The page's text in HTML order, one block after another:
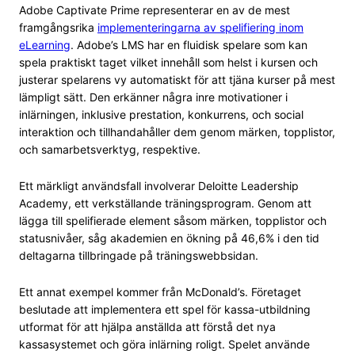
Adobe Captivate Prime representerar en av de mest
framgångsrika implementeringarna av spelifiering inom
eLearning. Adobe’s LMS har en fluidisk spelare som kan
spela praktiskt taget vilket innehåll som helst i kursen och
justerar spelarens vy automatiskt för att tjäna kurser på mest
lämpligt sätt. Den erkänner några inre motivationer i
inlärningen, inklusive prestation, konkurrens, och social
interaktion och tillhandahåller dem genom märken, topplistor,
och samarbetsverktyg, respektive.
Ett märkligt användsfall involverar Deloitte Leadership
Academy, ett verkställande träningsprogram. Genom att
lägga till spelifierade element såsom märken, topplistor och
statusnivåer, såg akademien en ökning på 46,6% i den tid
deltagarna tillbringade på träningswebbsidan.
Ett annat exempel kommer från McDonald’s. Företaget
beslutade att implementera ett spel för kassa-utbildning
utformat för att hjälpa anställda att förstå det nya
kassasystemet och göra inlärning roligt. Spelet använde